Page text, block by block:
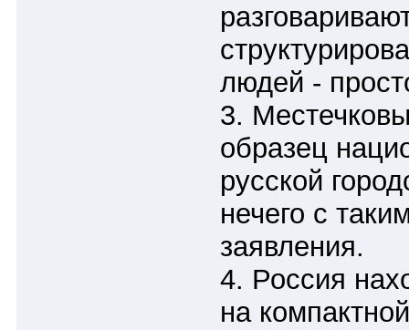
людей -
3.
образец
русской
нечего с
заявления.
4. Россия
на